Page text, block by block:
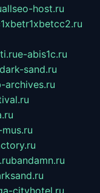
allseo-host.ru
e-abis1c.ru
dark-sand.ru
archives.ru
mus.ru
bandamn.ru